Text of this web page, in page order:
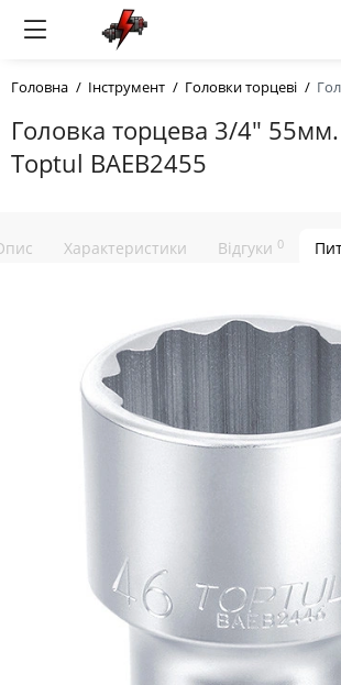
Головна Інструмент Головки торцеві
Головка торцева 3/4"
Toptul BAEB2455
Характеристики Відгуки 0